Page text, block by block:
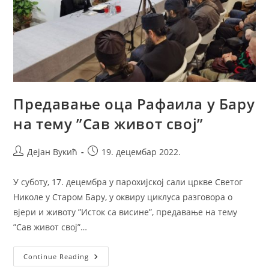
Предавање оца Рафаила у Бару
на тему ”Сав живот свој”
PostДејан Вукић
Post19. децембар 2022.
У суботу, 17. децембра у парохијској сали цркве Светог
Николе у Старом Бару, у оквиру циклуса разговора о
вјери и животу ”Исток са висине”, предавање на тему
”Сав живот свој”…
Continue Reading Предавање
Оца